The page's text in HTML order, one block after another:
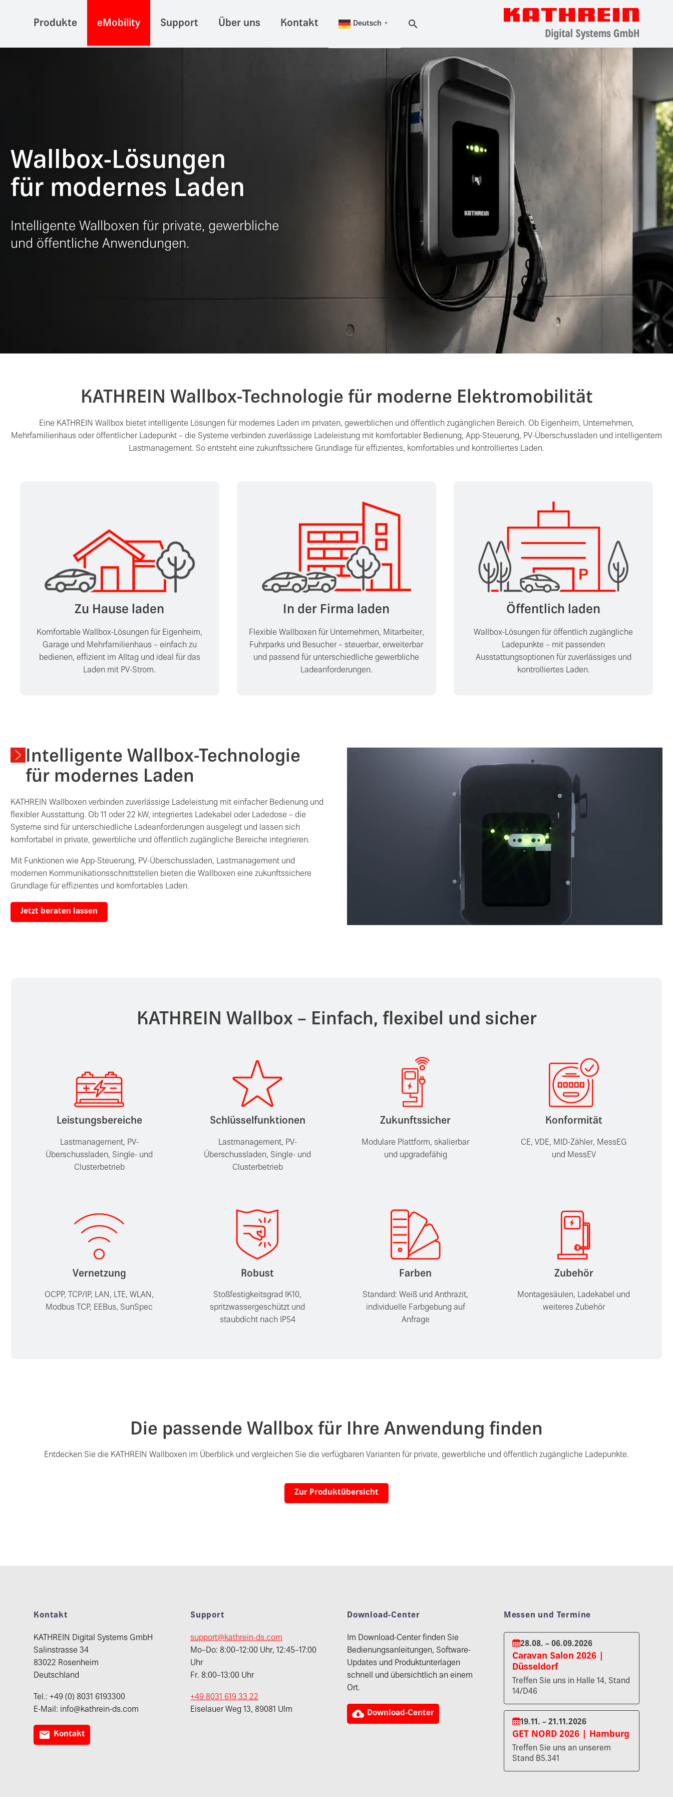
Produkte eMobility Support Über uns Kontakt Deutsch ▼
Wallbox-Lösungen
für modernes Laden
Intelligente Wallboxen für private, gewerbliche
und öffentliche Anwendungen.
KATHREIN Wallbox-Technologie für moderne Elektromobilität
Eine KATHREIN Wallbox bietet intelligente Lösungen für modernes Laden im privaten, gewerblichen und öffentlich zugänglichen Bereich. Ob Eigenheim, Unternehmen,
Mehrfamilienhaus oder öffentlicher Ladepunkt – die Systeme verbinden zuverlässige Ladeleistung mit komfortabler Bedienung, App-Steuerung, PV-Überschussladen und intelligentem
Lastmanagement. So entsteht eine zukunftssichere Grundlage für effizientes, komfortables und kontrolliertes Laden.
Zu Hause laden
Komfortable Wallbox-Lösungen für Eigenheim,
Garage und Mehrfamilienhaus – einfach zu
bedienen, effizient im Alltag und ideal für das
Laden mit PV-Strom.
In der Firma laden
Flexible Wallboxen für Unternehmen, Mitarbeiter,
Fuhrparks und Besucher – steuerbar, erweiterbar
und passend für unterschiedliche gewerbliche
Ladeanforderungen.
Öffentlich laden
Wallbox-Lösungen für öffentlich zugängliche
Ladepunkte – mit passenden
Ausstattungsoptionen für zuverlässiges und
kontrolliertes Laden.
Intelligente Wallbox-Technologie
für modernes Laden
KATHREIN Wallboxen verbinden zuverlässige Ladeleistung mit einfacher Bedienung und
flexibler Ausstattung. Ob 11 oder 22 kW, integriertes Ladekabel oder Ladedose – die
Systeme sind für unterschiedliche Ladeanforderungen ausgelegt und lassen sich
komfortabel in private, gewerbliche und öffentlich zugängliche Bereiche integrieren.
Mit Funktionen wie App-Steuerung, PV-Überschussladen, Lastmanagement und
modernen Kommunikationsschnittstellen bieten die Wallboxen eine zukunftssichere
Grundlage für effizientes und komfortables Laden.
Jetzt beraten lassen
KATHREIN Wallbox – Einfach, flexibel und sicher
Leistungsbereiche
Lastmanagement, PV-
Überschussladen, Single- und
Clusterbetrieb
Schlüsselfunktionen
Lastmanagement, PV-
Überschussladen, Single- und
Clusterbetrieb
Zukunftssicher
Modulare Plattform, skalierbar
und upgradefähig
Konformität
CE, VDE, MID-Zähler, MessEG
und MessEV
Vernetzung
OCPP, TCP/IP, LAN, LTE, WLAN,
Modbus TCP, EEBus, SunSpec
Robust
Stoßfestigkeitsgrad IK10,
spritzwassergeschützt und
staubdicht nach IP54
Farben
Standard: Weiß und Anthrazit,
individuelle Farbgebung auf
Anfrage
Zubehör
Montagesäulen, Ladekabel und
weiteres Zubehör
Die passende Wallbox für Ihre Anwendung finden
Entdecken Sie die KATHREIN Wallboxen im Überblick und vergleichen Sie die verfügbaren Varianten für private, gewerbliche und öffentlich zugängliche Ladepunkte.
Zur Produktübersicht
Kontakt
KATHREIN Digital Systems GmbH
Salinstrasse 34
83022 Rosenheim
Deutschland
Tel.: +49 (0) 8031 6193300
E-Mail: info@kathrein-ds.com
 Kontakt
Support
support@kathrein-ds.com
Mo–Do: 8:00–12:00 Uhr, 12:45–17:00
Uhr
Fr. 8:00–13:00 Uhr
+49 8031 619 33 22
Eiselauer Weg 13, 89081 Ulm
Download-Center
Im Download-Center finden Sie
Bedienungsanleitungen, Software-
Updates und Produktunterlagen
schnell und übersichtlich an einem
Ort.
 Download-Center
Messen und Termine
28.08. – 06.09.2026
Caravan Salon 2026 |
Düsseldorf
Treffen Sie uns in Halle 14, Stand
14/D46
19.11. – 21.11.2026
GET NORD 2026 | Hamburg
Treffen Sie uns an unserem
Stand B5.341